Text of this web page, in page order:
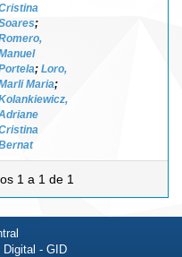
;
; Loro,
Maria;
1 a 1 de 1
Digital - GID